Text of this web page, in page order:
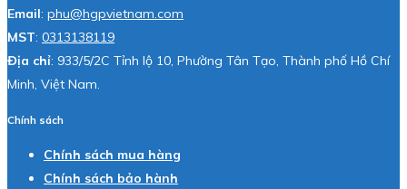
Email: phu@hgpvietnam.com
MST: 0313138119
Địa chỉ: 933/5/2C Tỉnh lộ 10, Phường Tân Tạo, Thành phố Hồ Chí
Minh, Việt Nam.
Chính sách
Chính sách mua hàng
Chính sách bảo hành